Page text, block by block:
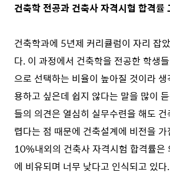
건축학 전공과 건축사 자격시험 합격률
건축학과에 5년제 커리큘럼이 자리 잡
다. 이 과정에서 건축학을 전공한 학생
으로 선택하는 비율이 높아질 것이라
용하고 싶은데 쉽지 않다는 말을 많이
들의 의견은 열심히 실무수련을 해도
렵다는 점 때문에 건축설계에 비전을
10%내외의 건축사 자격시험 합격률은
에 비유되며 너무 낮다고 인식되고 있